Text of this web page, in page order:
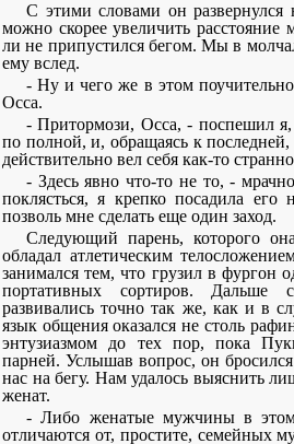
С этими словами он развернулся
можно скорее увеличить
ли не припустился бегом. Мы в
ему вслед.
- Ну и чего же в этом
Осса.
- Притормози, Осса, - поспешил
по полной, и, обращаясь к
действительно вел себя как-то
- Здесь явно что-то не то, -
поклясться, я крепко посадила
позволь мне сделать еще один заход.
Следующий парень, которого
обладал атлетическим
занимался тем, что грузил в фургон
портативных сортиров. Дальше
развивались точно так же, как и в
язык общения оказался не столь
энтузиазмом до тех пор, пока
парней. Услышав вопрос, он
нас на бегу. Нам удалось выяснить
женат.
- Либо женатые мужчины в этом
отличаются от, простите, семейных